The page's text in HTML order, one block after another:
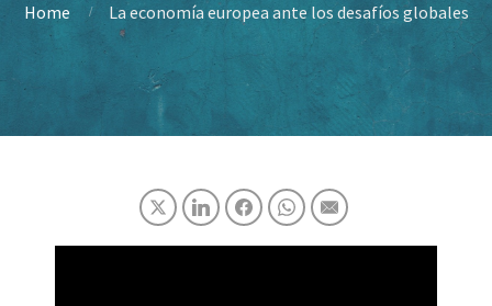
Home La economía europea ante los desafíos globales